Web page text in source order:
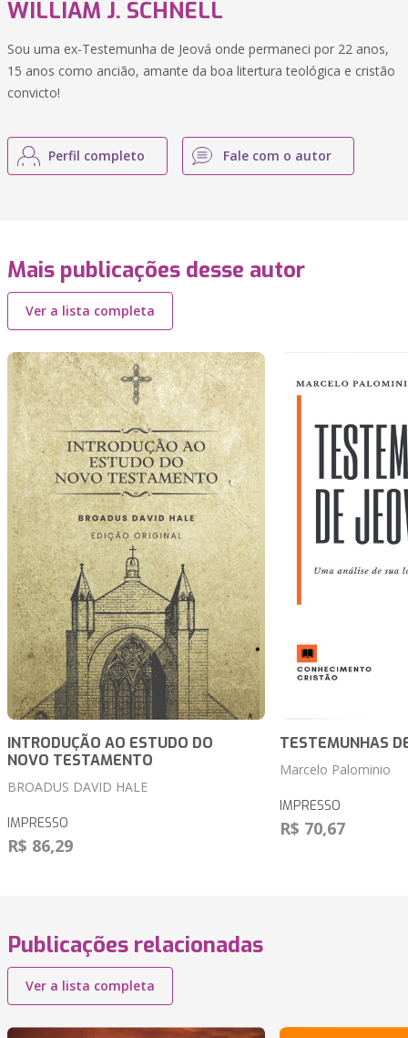
WILLIAM J. SCHNELL
Sou uma ex-Testemunha de Jeová onde permaneci por 22 anos,
15 anos como ancião, amante da boa litertura teológica e cristão
convicto!
Perfil completo Fale com o autor
Mais publicações desse autor
Ver a lista completa
INTRODUÇÃO AO ESTUDO DO
NOVO TESTAMENTO
BROADUS DAVID HALE
IMPRESSO
R$ 86,29
TESTEMUNHAS
Marcelo Palominio
IMPRESSO
R$ 70,67
Publicações relacionadas
Ver a lista completa